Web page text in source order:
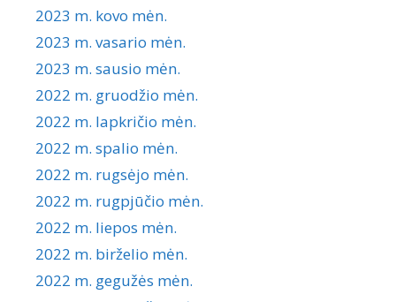
2023 m. kovo mėn.
2023 m. vasario mėn.
2023 m. sausio mėn.
2022 m. gruodžio mėn.
2022 m. lapkričio mėn.
2022 m. spalio mėn.
2022 m. rugsėjo mėn.
2022 m. rugpjūčio mėn.
2022 m. liepos mėn.
2022 m. birželio mėn.
2022 m. gegužės mėn.